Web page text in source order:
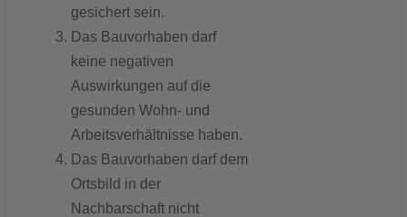
gesichert sein.
Das Bauvorhaben darf
keine negativen
Auswirkungen auf die
gesunden Wohn- und
Arbeitsverhältnisse haben.
Das Bauvorhaben darf dem
Ortsbild in der
Nachbarschaft nicht